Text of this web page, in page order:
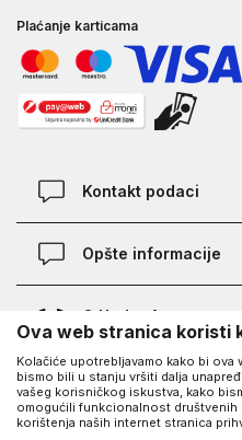
Plaćanje karticama
Kontakt podaci
Kontakt
Opšte informacije
Provjera statusa porudžbine
Najčešća pitanja
Kako kupiti
O Under Armour-u
O nama - priča o UA
Saznajte više o UA
Karijera
UA Social
Facebook
Ova web stranica koristi
Kolačiće upotrebljavamo kako bi ova
bismo bili u stanju vršiti dalja
vašeg korisničkog iskustva, kako
omogućili funkcionalnost društvenih
korištenja naših internet stranica